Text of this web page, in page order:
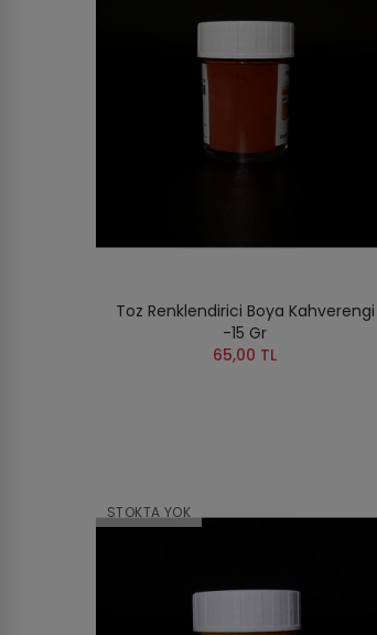
Toz Renklendirici Boya Kahverengi
-15 Gr
65,00 TL
STOKTA YOK